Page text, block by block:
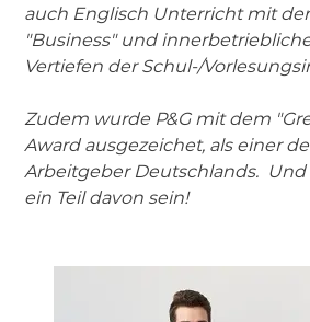
auch Englisch Unterricht mit
"Business" und
Vertiefen der Schul-/
Zudem wurde P&G mit dem
Award ausgezeichet, als einer
Arbeitgeber Deutschlands.
ein Teil davon sein!